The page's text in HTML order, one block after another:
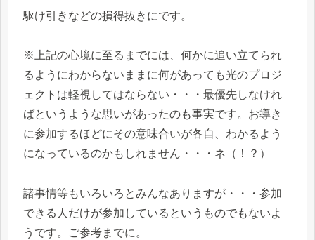
駆け引きなどの損得抜きにです。
※上記の心境に至るまでには、何かに追い立てられ
るようにわからないままに何があっても光のプロジ
ェクトは軽視してはならない・・・最優先しなけれ
ばというような思いがあったのも事実です。お導き
に参加するほどにその意味合いが各自、わかるよう
になっているのかもしれません・・・ネ（！？）
諸事情等もいろいろとみんなありますが・・・参加
できる人だけが参加しているというものでもないよ
うです。ご参考までに。